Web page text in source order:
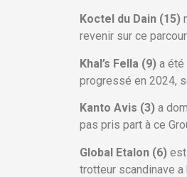
Koctel du Dain (15)
revenir sur ce
Khal’s Fella (9) a été
progressé en 2024,
Kanto Avis (3) a
pas pris part à ce
Global Etalon (6)
trotteur scandinave